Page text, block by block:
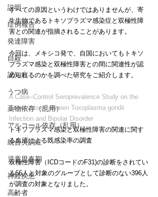
説明
症例報告
発達障害
自殺
認知症
うつ病
薬物依存（乱用）
アルコール依存（乱用）
統合失調症
児童思春期
神経疾患
高齢者
すべての原因というわけではありませんが、寄
生生物であるトキソプラズマ感染症と双極性障
害との関連が指摘されることがあります。
今回は、メキシコ発で、自国においてもトキソ
プラズマ感染と双極性障害との間に関連性が認
められるのかを調べた研究をご紹介します。
A Case–Control Seroprevalence Study on the
Association Between Toxoplasma gondii
Infection and Bipolar Disorder
トキソプラズマ感染と双極性障害の関連に関す
る血清による既感染率の調査
双極性障害（ICDコードのF31)の診断をされてい
る66人と対象のグループとして診断のない396人
が調査の対象となりました。